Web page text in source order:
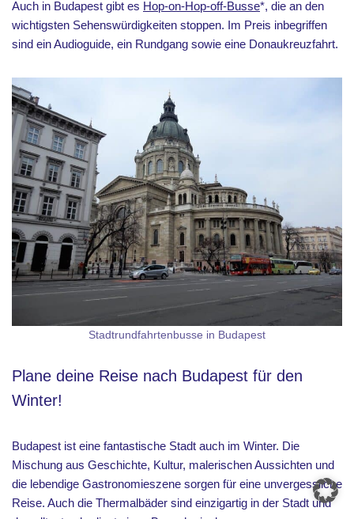
Auch in Budapest gibt es Hop-on-Hop-off-Busse*, die an den
wichtigsten Sehenswürdigkeiten stoppen. Im Preis inbegriffen
sind ein Audioguide, ein Rundgang sowie eine Donaukreuzfahrt.
Stadtrundfahrtenbusse in Budapest
Plane deine Reise nach Budapest für den
Winter!
Budapest ist eine fantastische Stadt auch im Winter. Die
Mischung aus Geschichte, Kultur, malerischen Aussichten und
die lebendige Gastronomieszene sorgen für eine unvergessliche
Reise. Auch die Thermalbäder sind einzigartig in der Stadt und